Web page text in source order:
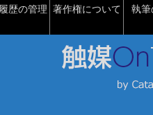
歴の管理 著作権について 執筆